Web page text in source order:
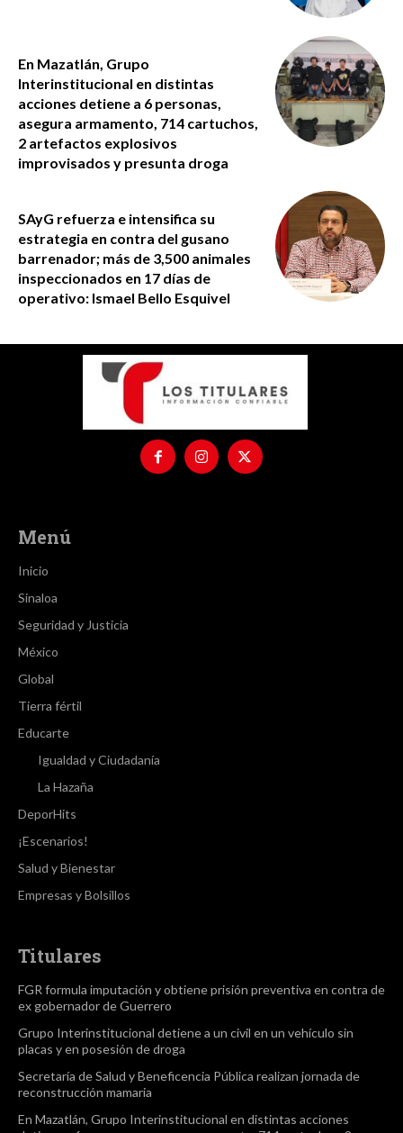
En Mazatlán, Grupo
Interinstitucional en distintas
acciones detiene a 6 personas,
asegura armamento, 714 cartuchos,
2 artefactos explosivos
improvisados y presunta droga
SAyG refuerza e intensifica su
estrategia en contra del gusano
barrenador; más de 3,500 animales
inspeccionados en 17 días de
operativo: Ismael Bello Esquivel
Menú
Inicio
Sinaloa
Seguridad y Justicia
México
Global
Tierra fértil
Educarte
Igualdad y Ciudadanía
La Hazaña
DeporHits
¡Escenarios!
Salud y Bienestar
Empresas y Bolsillos
Titulares
FGR formula imputación y obtiene prisión preventiva en contra de
ex gobernador de Guerrero
Grupo Interinstitucional detiene a un civil en un vehículo sin
placas y en posesión de droga
Secretaría de Salud y Beneficencia Pública realizan jornada de
reconstrucción mamaria
En Mazatlán, Grupo Interinstitucional en distintas acciones